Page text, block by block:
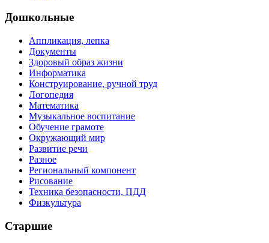
Дошкольные
Аппликация, лепка
Документы
Здоровый образ жизни
Информатика
Конструирование, ручной труд
Логопедия
Математика
Музыкальное воспитание
Обучение грамоте
Окружающий мир
Развитие речи
Разное
Региональный компонент
Рисование
Техника безопасности, ПДД
Физкультура
Старшие